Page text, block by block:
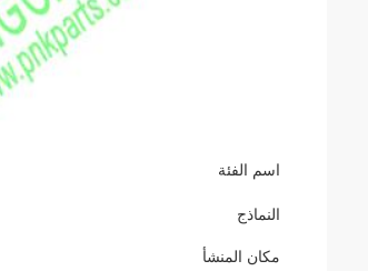
اسم الفئة
النماذج
مكان المنشأ